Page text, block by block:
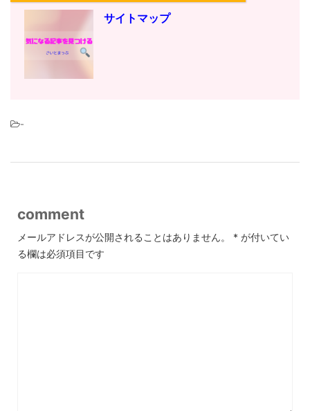
サイトマップ
-
comment
メールアドレスが公開されることはありません。 * が付いてい
る欄は必須項目です